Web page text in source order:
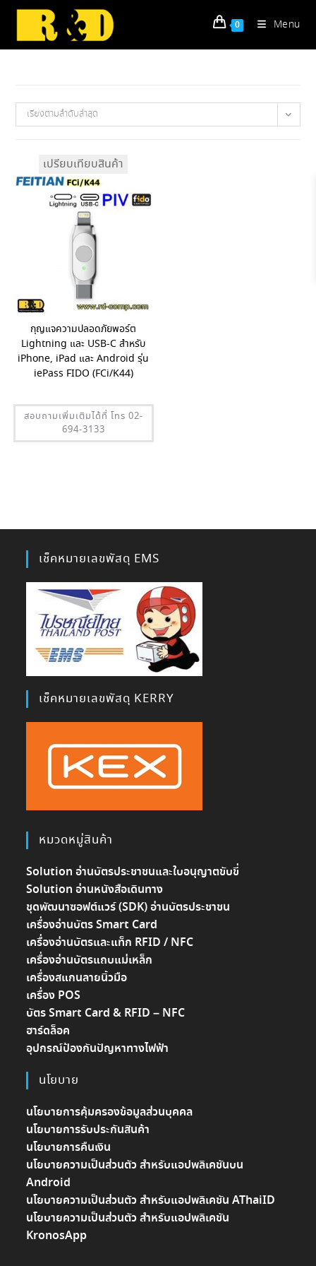
Skip
content
0 Menu
เรียงตามลำดับล่าสุด
เปรียบเทียบสินค้า
กุญแจความปลอดภัยพอร์ต
Lightning และ USB-C สำหรับ
iPhone, iPad และ Android รุ่น
iePass FIDO (FCi/K44)
สอบถามเพิ่มเติมได้ที่ โทร 02-
694-3133
เช็คหมายเลขพัสดุ EMS
เช็คหมายเลขพัสดุ KERRY
หมวดหมู่สินค้า
Solution อ่านบัตรประชาชนและใบอนุญาตขับขี่
Solution อ่านหนังสือเดินทาง
ชุดพัฒนาซอฟต์แวร์ (SDK) อ่านบัตรประชาชน
เครื่องอ่านบัตร Smart Card
เครื่องอ่านบัตรและแท็ก RFID / NFC
เครื่องอ่านบัตรแถบแม่เหล็ก
เครื่องสแกนลายนิ้วมือ
เครื่อง POS
บัตร Smart Card & RFID – NFC
ฮาร์ดล็อค
อุปกรณ์ป้องกันปัญหาทางไฟฟ้า
นโยบาย
นโยบายการคุ้มครองข้อมูลส่วนบุคคล
นโยบายการรับประกันสินค้า
นโยบายการคืนเงิน
นโยบายความเป็นส่วนตัว สำหรับแอปพลิเคชันบน
Android
นโยบายความเป็นส่วนตัว สำหรับแอปพลิเคชัน AThaiID
นโยบายความเป็นส่วนตัว สำหรับแอปพลิเคชัน
KronosApp